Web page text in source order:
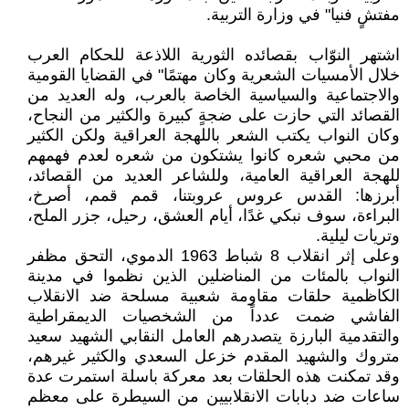
مفتشٍ فنيا" في وزارة التربية.
اشتهر النوّاب بقصائده الثورية اللاذعة للحكام العرب
خلال الأمسيات الشعرية وكان مهتمًا" في القضايا القومية
والاجتماعية والسياسية الخاصة بالعرب، وله العديد من
القصائد التي حازت على ضجةٍ كبيرة والكثير من النجاح،
وكان النواب يكتب الشعر باللهجة العراقية ولكن الكثير
من محبي شعره كانوا يشتكون من شعره لعدم فهمهم
للهجة العراقية العامية، وللشاعر العديد من القصائد،
أبرزها: القدس عروس عروبتنا، قمم قمم، أصرخ،
البراءة، سوف نبكي غدًا، أيام العشق، رحيل، جزر الملح،
وتريات ليلية.
وعلى إثر انقلاب 8 شباط 1963 الدموي، التحق مظفر
النواب بالمئات من المناضلين الذين نظموا في مدينة
الكاظمية حلقات مقاومة شعبية مسلحة ضد الانقلاب
الفاشي ضمت عدداً من الشخصيات الديمقراطية
والتقدمية البارزة يتصدرهم العامل النقابي الشهيد سعيد
متروك والشهيد المقدم خزعل السعدي والكثير غيرهم،
وقد تمكنت هذه الحلقات بعد معركة باسلة استمرت عدة
ساعات ضد دبابات الانقلابيين من السيطرة على معظم